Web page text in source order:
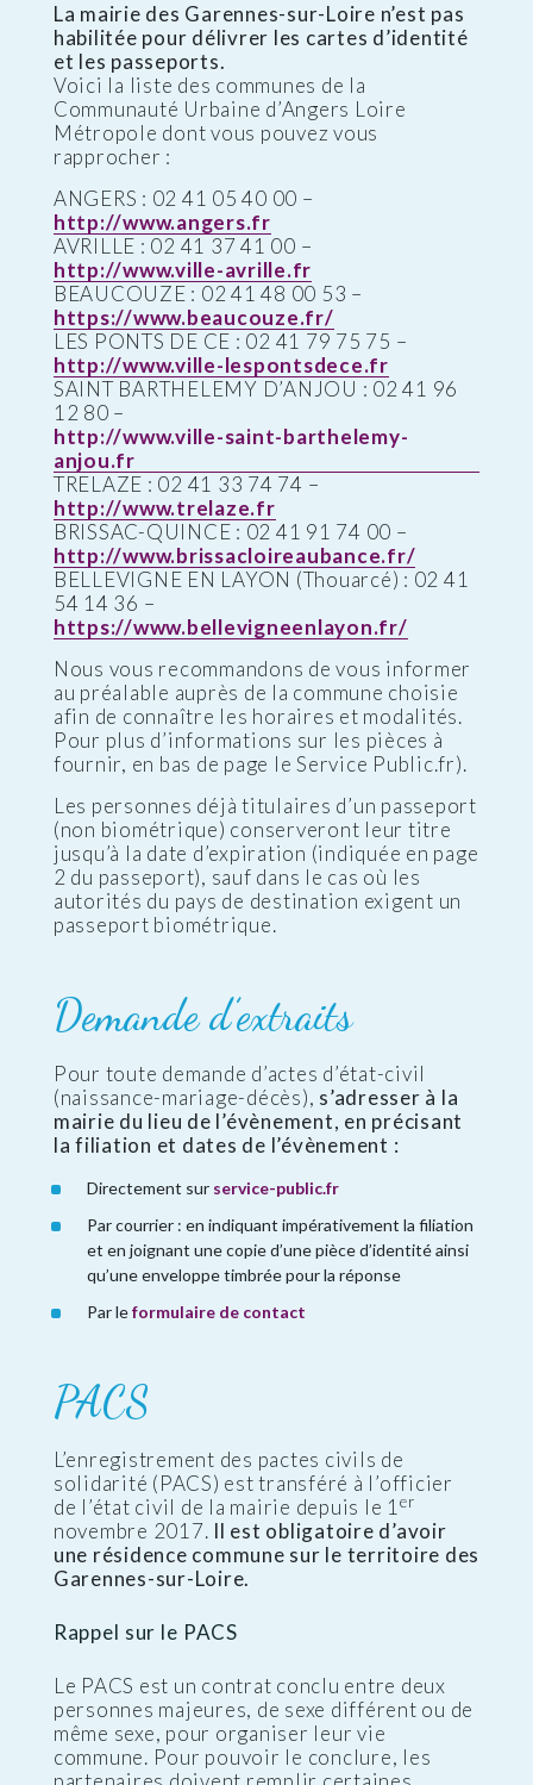
La mairie des Garennes-sur-Loire n’est pas
habilitée pour délivrer les cartes d’identité
et les passeports.
Voici la liste des communes de la
Communauté Urbaine d’Angers Loire
Métropole dont vous pouvez vous
rapprocher :
ANGERS : 02 41 05 40 00 –
http://www.angers.fr
AVRILLE : 02 41 37 41 00 –
http://www.ville-avrille.fr
BEAUCOUZE : 02 41 48 00 53 –
https://www.beaucouze.fr/
LES PONTS DE CE : 02 41 79 75 75 –
http://www.ville-lespontsdece.fr
SAINT BARTHELEMY D’ANJOU : 02 41 96
12 80 –
http://www.ville-saint-barthelemy-
anjou.fr
TRELAZE : 02 41 33 74 74 –
http://www.trelaze.fr
BRISSAC-QUINCE : 02 41 91 74 00 –
http://www.brissacloireaubance.fr/
BELLEVIGNE EN LAYON (Thouarcé) : 02 41
54 14 36 –
https://www.bellevigneenlayon.fr/
Nous vous recommandons de vous informer
au préalable auprès de la commune choisie
afin de connaître les horaires et modalités.
Pour plus d’informations sur les pièces à
fournir, en bas de page le Service Public.fr).
Les personnes déjà titulaires d’un passeport
(non biométrique) conserveront leur titre
jusqu’à la date d’expiration (indiquée en page
2 du passeport), sauf dans le cas où les
autorités du pays de destination exigent un
passeport biométrique.
Demande d’extraits
Pour toute demande d’actes d’état-civil
(naissance-mariage-décès), s’adresser à la
mairie du lieu de l’évènement, en précisant
la filiation et dates de l’évènement :
Directement sur service-public.fr
Par courrier : en indiquant impérativement la filiation
et en joignant une copie d’une pièce d’identité ainsi
qu’une enveloppe timbrée pour la réponse
Par leformulaire de contact
PACS
L’enregistrement des pactes civils de
solidarité (PACS) est transféré à l’officier
de l’état civil de la mairie depuis le 1er
novembre 2017. Il est obligatoire d’avoir
une résidence commune sur le territoire des
Garennes-sur-Loire.
Rappel sur le PACS
Le PACS est un contrat conclu entre deux
personnes majeures, de sexe différent ou de
même sexe, pour organiser leur vie
commune. Pour pouvoir le conclure, les